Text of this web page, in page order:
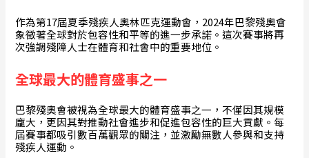
作為第17屆夏季殘疾人奧林匹克運動會，2024年巴黎殘奧會
象徵著全球對於包容性和平等的進一步承諾。這次賽事將再
次強調殘障人士在體育和社會中的重要地位。
全球最大的體育盛事之一
巴黎殘奧會被視為全球最大的體育盛事之一，不僅因其規模
龐大，更因其對推動社會進步和促進包容性的巨大貢獻。每
屆賽事都吸引數百萬觀眾的關注，並激勵無數人參與和支持
殘疾人運動。